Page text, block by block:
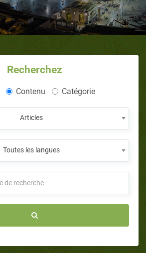
Recherchez
Contenu Catégorie
Articles
Toutes les langues